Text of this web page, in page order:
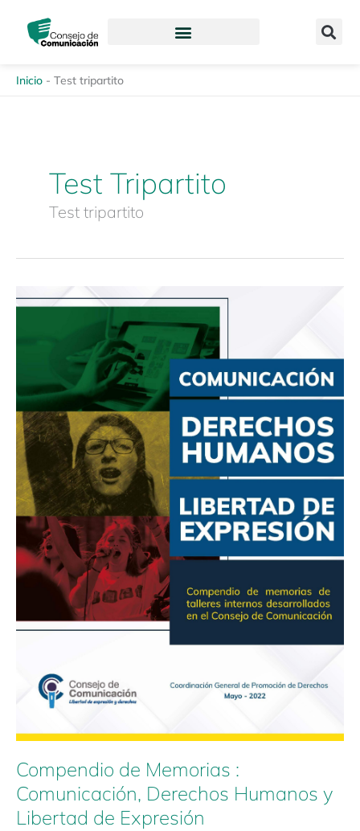
contenido
Inicio - Test tripartito
Test Tripartito
Test tripartito
Compendio de Memorias :
Comunicación, Derechos Humanos y
Libertad de Expresión
Compendio
de
Comunicación,
Derechos
Humanos
y
Libertad
de
Expresión